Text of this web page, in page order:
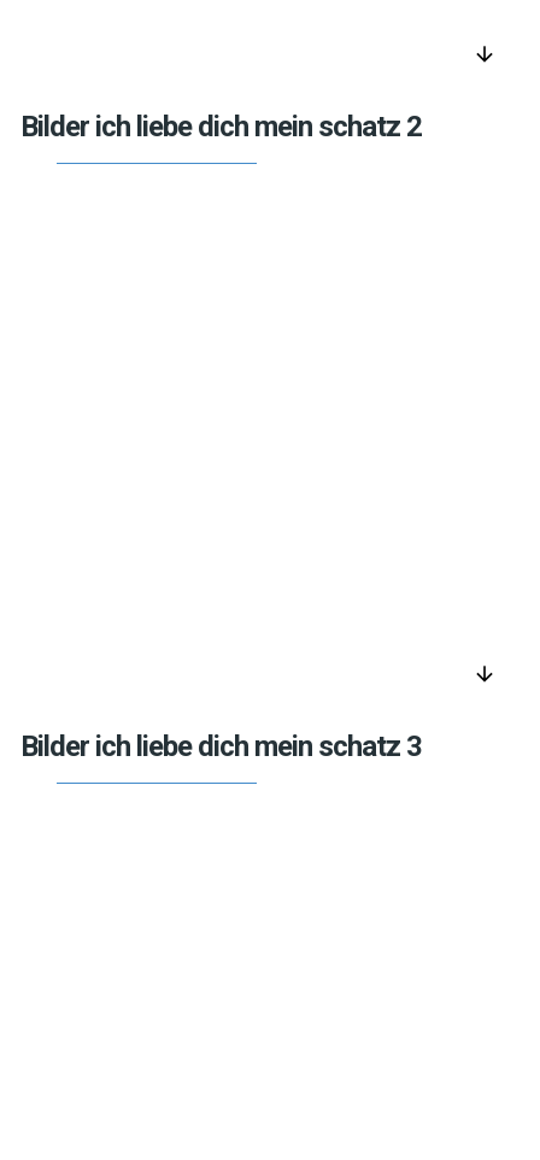
arrow_downward
Bilder ich liebe dich mein schatz 2
arrow_downward
Bilder ich liebe dich mein schatz 3